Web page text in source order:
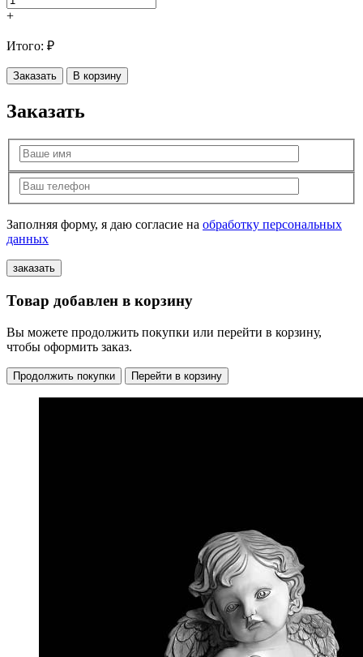
+
Итого: ₽
Заказать В корзину
Заказать
Заполняя форму, я даю согласие на обработку персональных
данных
Товар добавлен в корзину
Вы можете продолжить покупки или перейти в корзину,
чтобы оформить заказ.
Продолжить покупки Перейти в корзину